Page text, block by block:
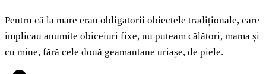
Pentru că la mare erau obligatorii obiectele tradiționale, care
implicau anumite obiceiuri fixe, nu puteam călători, mama și
cu mine, fără cele două geamantane uriașe, de piele.